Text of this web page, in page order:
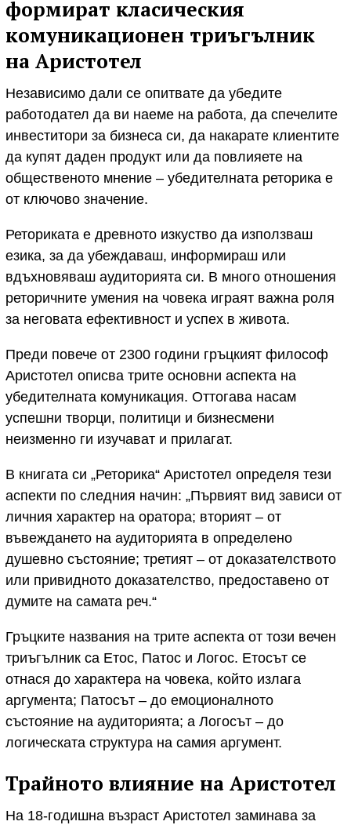
формират класическия
комуникационен триъгълник
на Аристотел
Независимо дали се опитвате да убедите
работодател да ви наеме на работа, да спечелите
инвеститори за бизнеса си, да накарате клиентите
да купят даден продукт или да повлияете на
общественото мнение – убедителната реторика е
от ключово значение.
Реториката е древното изкуство да използваш
езика, за да убеждаваш, информираш или
вдъхновяваш аудиторията си. В много отношения
реторичните умения на човека играят важна роля
за неговата ефективност и успех в живота.
Преди повече от 2300 години гръцкият философ
Аристотел описва трите основни аспекта на
убедителната комуникация. Оттогава насам
успешни творци, политици и бизнесмени
неизменно ги изучават и прилагат.
В книгата си „Реторика“ Аристотел определя тези
аспекти по следния начин: „Първият вид зависи от
личния характер на оратора; вторият – от
въвеждането на аудиторията в определено
душевно състояние; третият – от доказателството
или привидното доказателство, предоставено от
думите на самата реч.“
Гръцките названия на трите аспекта от този вечен
триъгълник са Етос, Патос и Логос. Етосът се
отнася до характера на човека, който излага
аргумента; Патосът – до емоционалното
състояние на аудиторията; а Логосът – до
логическата структура на самия аргумент.
Трайното влияние на Аристотел
На 18-годишна възраст Аристотел заминава за